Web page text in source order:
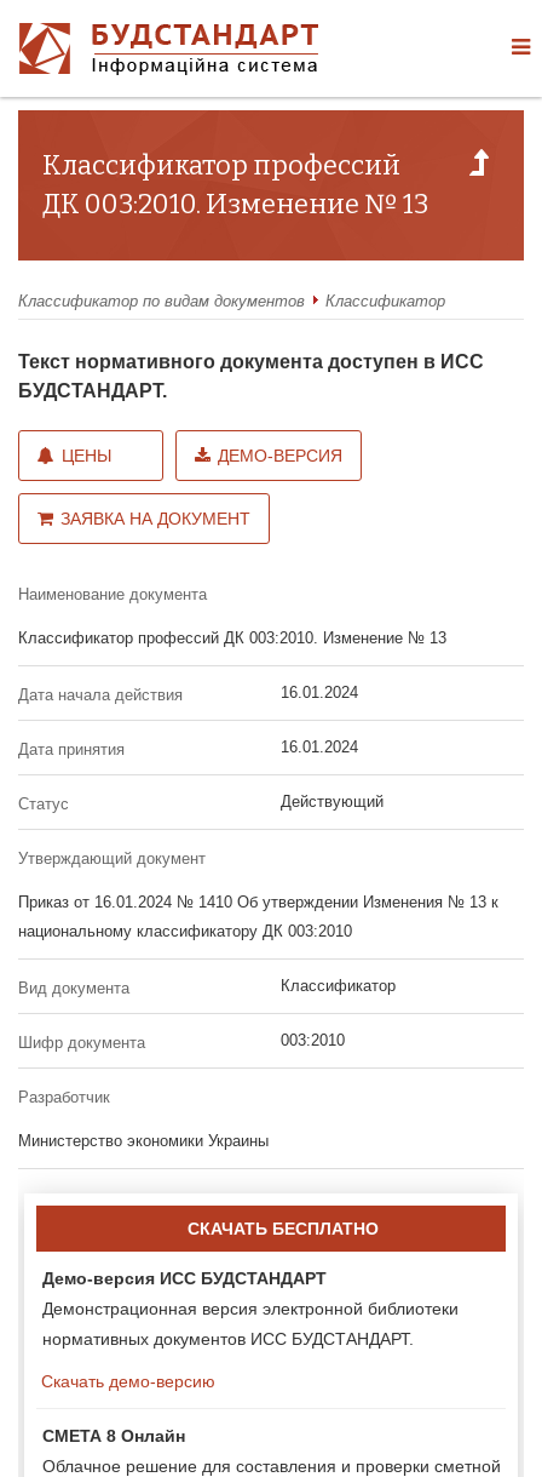
Классификатор профессий
ДК 003:2010. Изменение № 13
Классификатор по видам документов Классификатор
Текст нормативного документа доступен в ИСС
БУДСТАНДАРТ.
ЦЕНЫ ДЕМО-ВЕРСИЯ
ЗАЯВКА НА ДОКУМЕНТ
Наименование документа
Классификатор профессий ДК 003:2010. Изменение № 13
Дата начала действия 16.01.2024
Дата принятия 16.01.2024
Статус Действующий
Утверждающий документ
Приказ от 16.01.2024 № 1410 Об утверждении Изменения № 13 к
национальному классификатору ДК 003:2010
Вид документа Классификатор
Шифр документа 003:2010
Разработчик
Министерство экономики Украины
СКАЧАТЬ БЕСПЛАТНО
Демо-версия ИСС БУДСТАНДАРТ
Демонстрационная версия электронной библиотеки
нормативных документов ИСС БУДСТАНДАРТ.
Скачать демо-версию
СМЕТА 8 Онлайн
Облачное решение для составления и проверки сметной